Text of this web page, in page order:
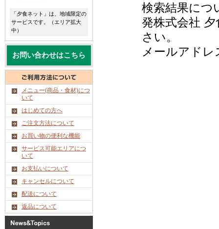
検索結果につ
発株式会社
さい。
メールアドレ
「夕食ネット」は、地域限定の
サービスです。（エリア拡大
中）
お問い合わせはこちら
メニュー(商品・食材)につ
いて
はじめての方へ
ご注文方法について
お買い物の便利な機能
サービス可能エリアにつ
いて
お支払いについて
キャンセルについて
配送について
返品について